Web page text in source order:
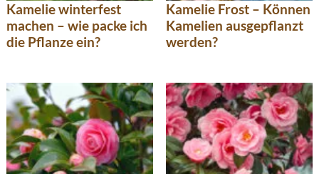
Kamelie winterfest
machen – wie packe ich
die Pflanze ein?
Kamelie Frost – Können
Kamelien ausgepflanzt
werden?